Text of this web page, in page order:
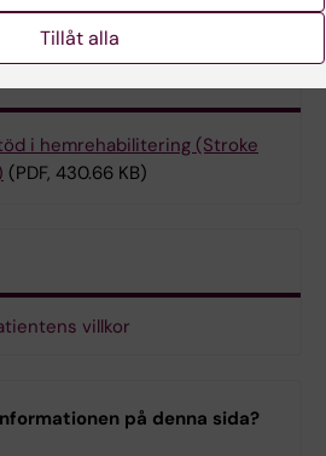
i hemrehabilitering (Stroke
(PDF, 430.66 KB)
villkor
på denna sida?
Tillåt alla